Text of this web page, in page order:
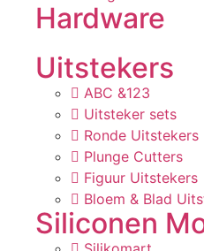
Hardware
Uitstekers
ABC &123
Uitsteker sets
Ronde Uitstekers
Plunge Cutters
Figuur Uitstekers
Bloem & Blad
Siliconen